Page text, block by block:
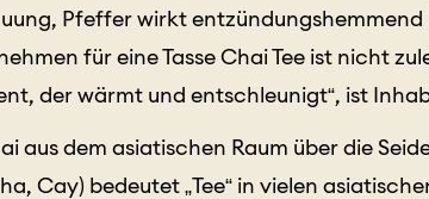
Pfeffer wirkt
für eine Tasse Chai Tee ist nicht
der wärmt und entschleunigt“, ist
aus dem asiatischen Raum über die
Cay) bedeutet „Tee“ in vielen